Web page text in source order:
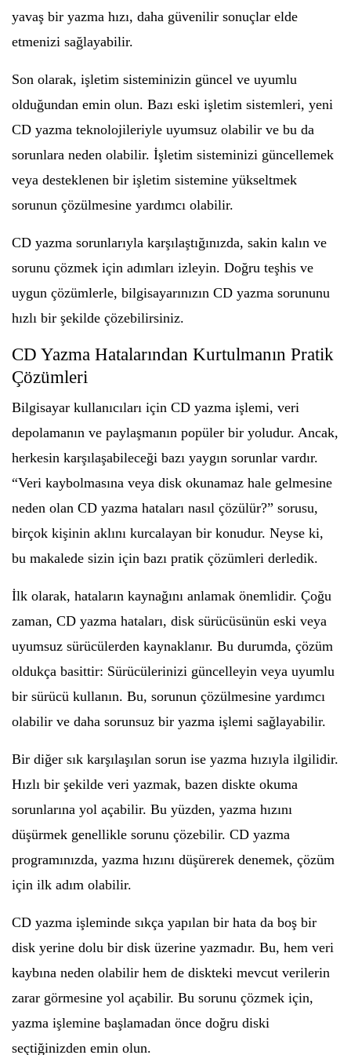
yavaş bir yazma hızı, daha güvenilir sonuçlar elde
etmenizi sağlayabilir.
Son olarak, işletim sisteminizin güncel ve uyumlu
olduğundan emin olun. Bazı eski işletim sistemleri, yeni
CD yazma teknolojileriyle uyumsuz olabilir ve bu da
sorunlara neden olabilir. İşletim sisteminizi güncellemek
veya desteklenen bir işletim sistemine yükseltmek
sorunun çözülmesine yardımcı olabilir.
CD yazma sorunlarıyla karşılaştığınızda, sakin kalın ve
sorunu çözmek için adımları izleyin. Doğru teşhis ve
uygun çözümlerle, bilgisayarınızın CD yazma sorununu
hızlı bir şekilde çözebilirsiniz.
CD Yazma Hatalarından Kurtulmanın Pratik
Çözümleri
Bilgisayar kullanıcıları için CD yazma işlemi, veri
depolamanın ve paylaşmanın popüler bir yoludur. Ancak,
herkesin karşılaşabileceği bazı yaygın sorunlar vardır.
“Veri kaybolmasına veya disk okunamaz hale gelmesine
neden olan CD yazma hataları nasıl çözülür?” sorusu,
birçok kişinin aklını kurcalayan bir konudur. Neyse ki,
bu makalede sizin için bazı pratik çözümleri derledik.
İlk olarak, hataların kaynağını anlamak önemlidir. Çoğu
zaman, CD yazma hataları, disk sürücüsünün eski veya
uyumsuz sürücülerden kaynaklanır. Bu durumda, çözüm
oldukça basittir: Sürücülerinizi güncelleyin veya uyumlu
bir sürücü kullanın. Bu, sorunun çözülmesine yardımcı
olabilir ve daha sorunsuz bir yazma işlemi sağlayabilir.
Bir diğer sık karşılaşılan sorun ise yazma hızıyla ilgilidir.
Hızlı bir şekilde veri yazmak, bazen diskte okuma
sorunlarına yol açabilir. Bu yüzden, yazma hızını
düşürmek genellikle sorunu çözebilir. CD yazma
programınızda, yazma hızını düşürerek denemek, çözüm
için ilk adım olabilir.
CD yazma işleminde sıkça yapılan bir hata da boş bir
disk yerine dolu bir disk üzerine yazmadır. Bu, hem veri
kaybına neden olabilir hem de diskteki mevcut verilerin
zarar görmesine yol açabilir. Bu sorunu çözmek için,
yazma işlemine başlamadan önce doğru diski
seçtiğinizden emin olun.